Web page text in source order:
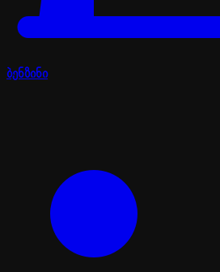
ბენზინი